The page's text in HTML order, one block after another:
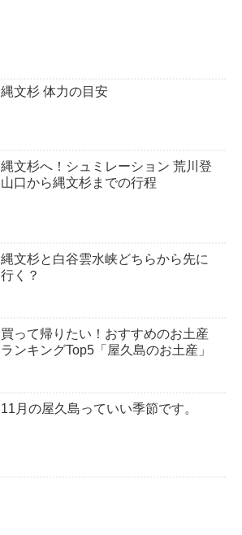
縄文杉 体力の目安
縄文杉へ！シュミレーション 荒川登
山口から縄文杉までの行程
縄文杉と白谷雲水峡どちらから先に
行く？
買って帰りたい！おすすめのお土産
ランキングTop5「屋久島のお土産」
11月の屋久島っていい季節です。